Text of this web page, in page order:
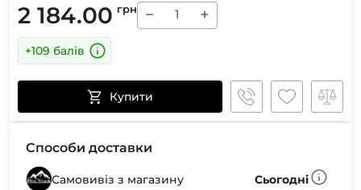
2 184.00 грн − +
+109 балів
Купити
Способи доставки
Самовивіз з магазину
Сьогодні